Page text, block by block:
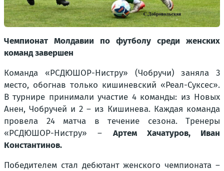
Чемпионат Молдавии по футболу среди женских
команд завершен
Команда «РСДЮШОР-Нистру» (Чобручи) заняла 3
место, обогнав только кишиневский «Реал-Суксес».
В турнире принимали участие 4 команды: из Новых
Анен, Чобручей и 2 – из Кишинева. Каждая команда
провела 24 матча в течение сезона. Тренеры
«РСДЮШОР-Нистру» – Артем Хачатуров, Иван
Константинов.
Победителем стал дебютант женского чемпионата –